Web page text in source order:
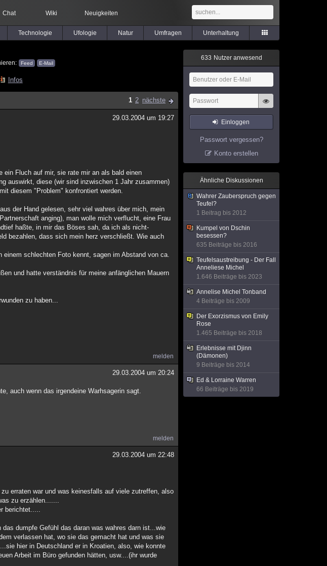
Chat Wiki Neuigkeiten
Technologie Ufologie Natur Umfragen Unterhaltung
Feed E-Mail
Infos
1 2 nächste
29.03.2004 um 19:27
ein Fluch auf mir, sie rate mir an als bald einen
auswirkt, diese (wir sind inzwischen 1 Jahr zusammen)
diesem "Problem" konfrontiert werden.
der Hand gelesen, sehr viel wahres über mich, mein
anging), man wolle mich verflucht, eine Frau
haßte, in mir das Böses sah, da ich als nicht-
bezahlen, dass sich mein herz verschließt. Wie auch
einem schlechten Foto kennt, sagen im Abstand von ca.
und hatte verständnis für meine anfänglichen Mauern
zu haben...
melden
29.03.2004 um 20:24
auch wenn das irgendeine Warhsagerin sagt.
melden
29.03.2004 um 22:48
erraten war und was keinesfalls auf viele zutreffen, also
zu erzählen.......
berichtet.....
dumpfe Gefühl das daran was wahres darn ist...wie
verlassen hat, wo sie das gemacht hat und was sie
hier in Deutschland er in Kroatien, also, wie konnte
Arbeit im Büro gefunden hätten, usw....(ihr wurde
633 Nutzer anwesend
Einloggen
Passwort vergessen?
Konto erstellen
Ähnliche Diskussionen
Wahrer Zauberspruch gegen
Teufel?
1 Beitrag bis 2012
Kumpel von Dschin
besessen?
635 Beiträge bis 2016
Teufelsaustreibung - Der Fall
Anneliese Michel
1.646 Beiträge bis 2023
Annelise Michel Tonband
4 Beiträge bis 2009
Der Exorzismus von Emily
Rose
1.465 Beiträge bis 2018
Erlebnisse mit Djinn
(Dämonen)
9 Beiträge bis 2014
Ed & Lorraine Warren
66 Beiträge bis 2019